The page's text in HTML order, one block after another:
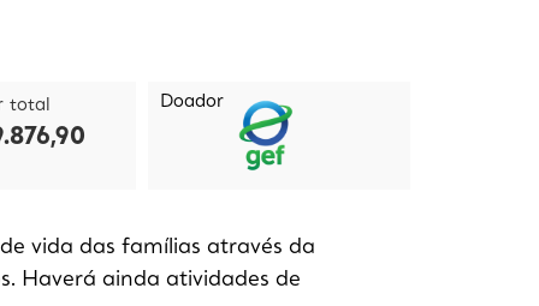
total Doador
vida das famílias através da
Haverá ainda atividades de